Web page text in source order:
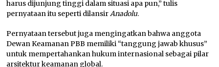
harus dijunjung tinggi dalam situasi apa pun,” tulis
pernyataan itu seperti dilansirAnadolu.
Pernyataan tersebut juga mengingatkan bahwa anggota
Dewan Keamanan PBB memiliki “tanggung jawab khusus”
untuk mempertahankan hukum internasional sebagai pilar
arsitektur keamanan global.